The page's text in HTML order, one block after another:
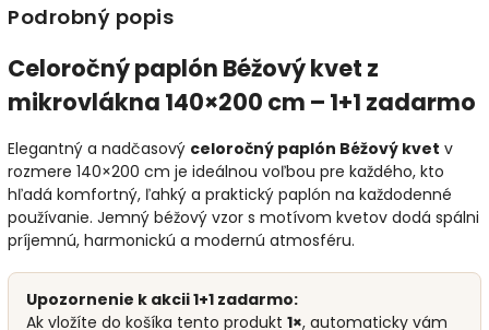
Podrobný popis
Celoročný paplón Béžový kvet z
mikrovlákna 140×200 cm – 1+1 zadarmo
Elegantný a nadčasový celoročný paplón Béžový kvet v
rozmere 140×200 cm je ideálnou voľbou pre každého, kto
hľadá komfortný, ľahký a praktický paplón na každodenné
používanie. Jemný béžový vzor s motívom kvetov dodá spálni
príjemnú, harmonickú a modernú atmosféru.
Upozornenie k akcii 1+1 zadarmo:
Ak vložíte do košíka tento produkt 1×, automaticky vám